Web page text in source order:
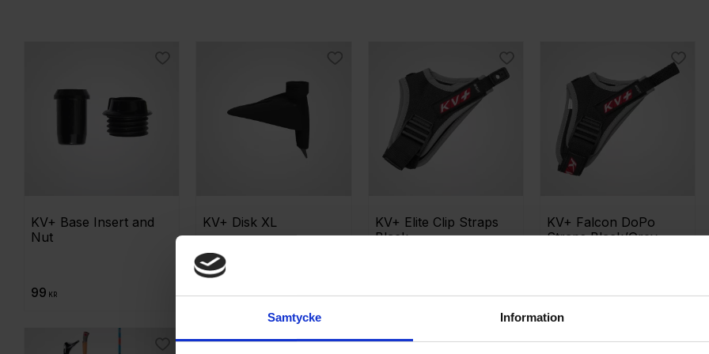
Samtycke Information
KV+ Base Insert and
Nut
99 KR
KV+ Disk XL
249KR
Lägg till i favoriter
KV+ Elite Clip Straps
Black
389KR
Lägg till i favoriter
KV+ Falcon DoPo
Straps Black/Grey
349KR
Lägg